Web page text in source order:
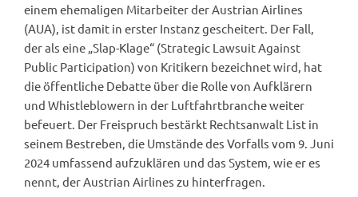
einem ehemaligen Mitarbeiter der Austrian Airlines
(AUA), ist damit in erster Instanz gescheitert. Der Fall,
der als eine „Slap-Klage“ (Strategic Lawsuit Against
Public Participation) von Kritikern bezeichnet wird, hat
die öffentliche Debatte über die Rolle von Aufklärern
und Whistleblowern in der Luftfahrtbranche weiter
befeuert. Der Freispruch bestärkt Rechtsanwalt List in
seinem Bestreben, die Umstände des Vorfalls vom 9. Juni
2024 umfassend aufzuklären und das System, wie er es
nennt, der Austrian Airlines zu hinterfragen.